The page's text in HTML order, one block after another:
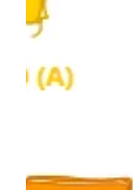
Cursos On line
E-Books
Podcast